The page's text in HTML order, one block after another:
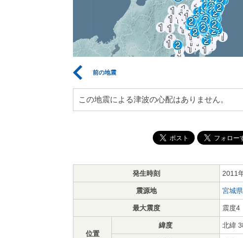
前の地震
この地震による津波の心配はありません。
発生時刻 2011
震源地 宮城
最大震度 震度4
位置
緯度 北緯